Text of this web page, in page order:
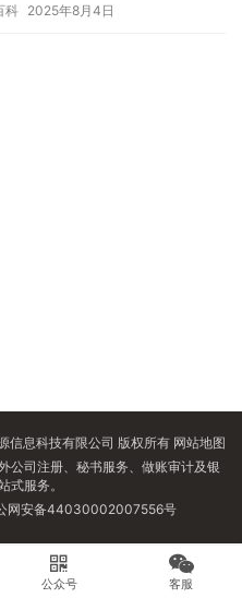
科 2025年8月4日
信息科技有限公司 版权所有 网站地图
公司注册、秘书服务、做账审计及银
式服务。
网安备44030002007556号
公众号 客服